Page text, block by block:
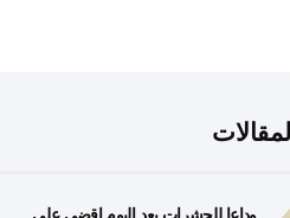
وداعا للحشرات بعد اليوم اقضي على